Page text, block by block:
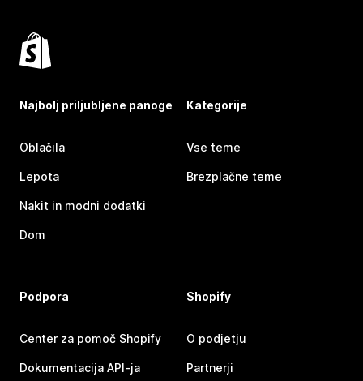
Najbolj priljubljene panoge
Oblačila
Lepota
Nakit in modni dodatki
Dom
Kategorije
Vse teme
Brezplačne teme
Podpora
Center za pomoč Shopify
Dokumentacija API-ja
Shopify
O podjetju
Partnerji